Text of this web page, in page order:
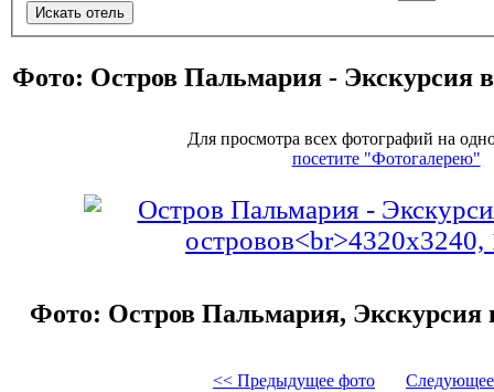
Искать отель
Фото: Остров Пальмария - Экскурсия
Для просмотра всех фотографий на
посетите "Фотогалерею"
Фото: Остров Пальмария, Экскурсия
<< Предыдущее фото